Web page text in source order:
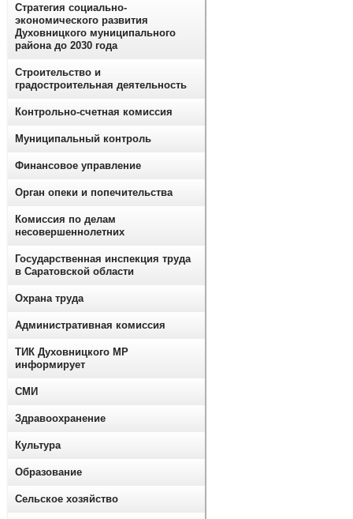
Стратегия социально-
экономического развития
Духовницкого муниципального
района до 2030 года
Строительство и
градостроительная деятельность
Контрольно-счетная комиссия
Муниципальный контроль
Финансовое управление
Орган опеки и попечительства
Комиссия по делам
несовершеннолетних
Государственная инспекция труда
в Саратовской области
Охрана труда
Административная комиссия
ТИК Духовницкого МР
информирует
СМИ
Здравоохранение
Культура
Образование
Сельское хозяйство